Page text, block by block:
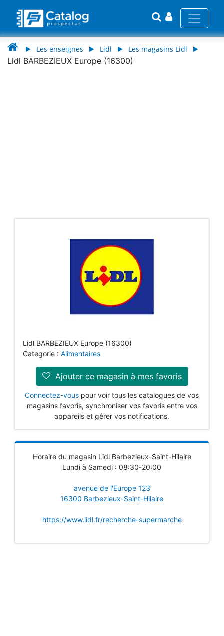
Les enseignes Lidl Les magasins Lidl
Lidl BARBEZIEUX Europe (16300)
Lidl BARBEZIEUX Europe (16300)
Categorie : Alimentaires
Ajouter ce magasin à mes favoris
Connectez-vous pour voir tous les catalogues de vos
magasins favoris, synchroniser vos favoris entre vos
appareils et gérer vos notifications.
Horaire du magasin Lidl Barbezieux-Saint-Hilaire
Lundi à Samedi : 08:30-20:00
avenue de l'Europe 123
16300 Barbezieux-Saint-Hilaire
https://www.lidl.fr/recherche-supermarche